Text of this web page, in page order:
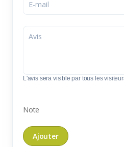
L'avis sera visible par tous les
Note